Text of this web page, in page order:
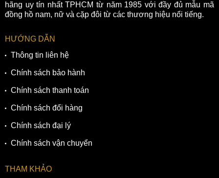
hãng uy tín nhất TPHCM từ năm 1985 với đầy đủ mẫu mã
đồng hồ nam, nữ và cặp đôi từ các thương hiệu nổi tiếng.
HƯỚNG DẪN
Thông tin liên hệ
Chính sách bảo hành
Chính sách thanh toán
Chính sách đổi hàng
Chính sách đại lý
Chính sách vận chuyển
THAM KHẢO